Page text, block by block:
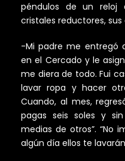
péndulos de un reloj
cristales reductores,
-Mi padre me entregó
en el Cercado y le
me diera de todo. Fui
lavar ropa y hacer
Cuando, al mes,
pagas seis soles y
medias de otros”. “No
algún día ellos te